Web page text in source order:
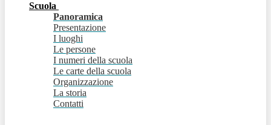
Scuola
Panoramica
Presentazione
I luoghi
Le persone
I numeri della scuola
Le carte della scuola
Organizzazione
La storia
Contatti